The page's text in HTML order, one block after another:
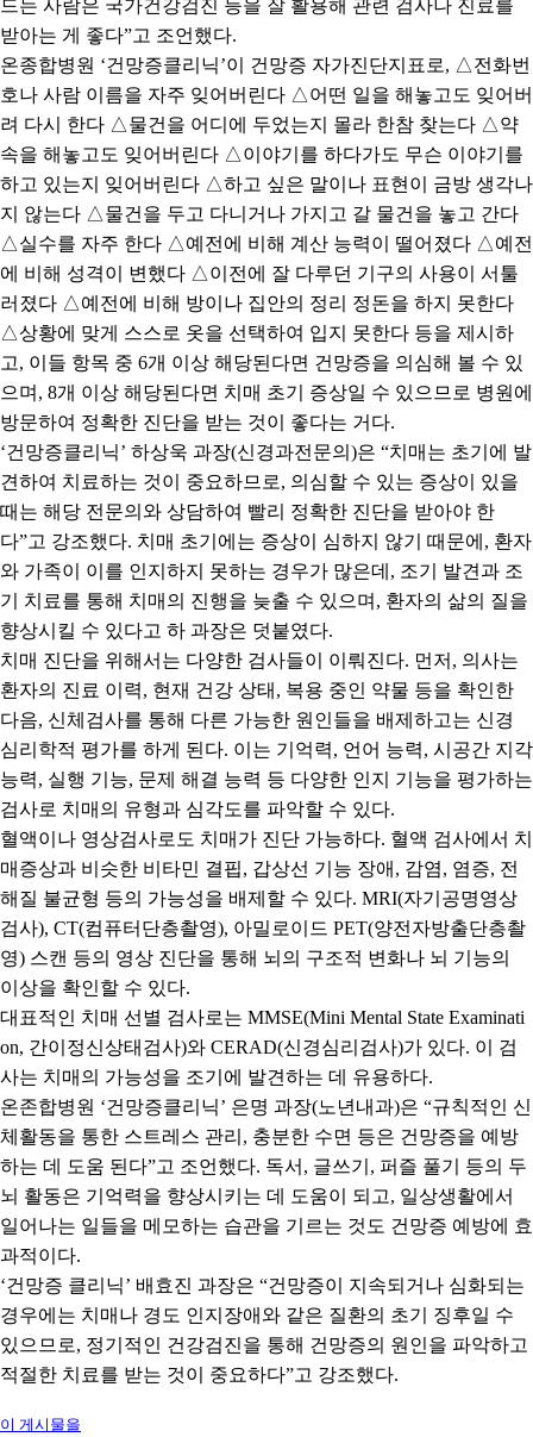
드는 사람은 국가건강검진 등을 잘 활용해 관련 검사나 진료를
받아는 게 좋다”고 조언했다.
온종합병원 ‘건망증클리닉’이 건망증 자가진단지표로, △전화번
호나 사람 이름을 자주 잊어버린다 △어떤 일을 해놓고도 잊어버
려 다시 한다 △물건을 어디에 두었는지 몰라 한참 찾는다 △약
속을 해놓고도 잊어버린다 △이야기를 하다가도 무슨 이야기를
하고 있는지 잊어버린다 △하고 싶은 말이나 표현이 금방 생각나
지 않는다 △물건을 두고 다니거나 가지고 갈 물건을 놓고 간다
△실수를 자주 한다 △예전에 비해 계산 능력이 떨어졌다 △예전
에 비해 성격이 변했다 △이전에 잘 다루던 기구의 사용이 서툴
러졌다 △예전에 비해 방이나 집안의 정리 정돈을 하지 못한다
△상황에 맞게 스스로 옷을 선택하여 입지 못한다 등을 제시하
고, 이들 항목 중 6개 이상 해당된다면 건망증을 의심해 볼 수 있
으며 , 8개 이상 해당된다면 치매 초기 증상일 수 있으므로 병원에
방문하여 정확한 진단을 받는 것이 좋다는 거다.
‘건망증클리닉’ 하상욱 과장(신경과전문의 )은 “치매는 초기에 발
견하여 치료하는 것이 중요하므로, 의심할 수 있는 증상이 있을
때는 해당 전문의와 상담하여 빨리 정확한 진단을 받아야 한
다”고 강조했다. 치매 초기에는 증상이 심하지 않기 때문에 , 환자
와 가족이 이를 인지하지 못하는 경우가 많은데 , 조기 발견과 조
기 치료를 통해 치매의 진행을 늦출 수 있으며 , 환자의 삶의 질을
향상시킬 수 있다고 하 과장은 덧붙였다.
치매 진단을 위해서는 다양한 검사들이 이뤄진다. 먼저 , 의사는
환자의 진료 이력, 현재 건강 상태 , 복용 중인 약물 등을 확인한
다음, 신체검사를 통해 다른 가능한 원인들을 배제하고는 신경
심리학적 평가를 하게 된다. 이는 기억력, 언어 능력, 시공간 지각
능력, 실행 기능, 문제 해결 능력 등 다양한 인지 기능을 평가하는
검사로 치매의 유형과 심각도를 파악할 수 있다.
혈액이나 영상검사로도 치매가 진단 가능하다. 혈액 검사에서 치
매증상과 비슷한 비타민 결핍, 갑상선 기능 장애 , 감염, 염증, 전
해질 불균형 등의 가능성을 배제할 수 있다. MRI(자기공명영상
검사), CT(컴퓨터단층촬영), 아밀로이드 PET(양전자방출단층촬
영) 스캔 등의 영상 진단을 통해 뇌의 구조적 변화나 뇌 기능의
이상을 확인할 수 있다.
대표적인 치매 선별 검사로는 MMSE(Mini Mental State Examinati
on, 간이정신상태검사)와 CERAD(신경심리검사)가 있다. 이 검
사는 치매의 가능성을 조기에 발견하는 데 유용하다.
온존합병원 ‘건망증클리닉’ 은명 과장(노년내과)은 “규칙적인 신
체활동을 통한 스트레스 관리 , 충분한 수면 등은 건망증을 예방
하는 데 도움 된다”고 조언했다. 독서 , 글쓰기 , 퍼즐 풀기 등의 두
뇌 활동은 기억력을 향상시키는 데 도움이 되고, 일상생활에서
일어나는 일들을 메모하는 습관을 기르는 것도 건망증 예방에 효
과적이다.
‘건망증 클리닉’ 배효진 과장은 “건망증이 지속되거나 심화되는
경우에는 치매나 경도 인지장애와 같은 질환의 초기 징후일 수
있으므로, 정기적인 건강검진을 통해 건망증의 원인을 파악하고
적절한 치료를 받는 것이 중요하다”고 강조했다.
이 게시물을